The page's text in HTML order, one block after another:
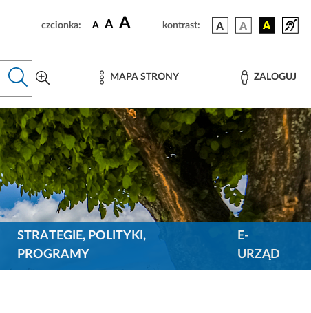
czcionka: A A A kontrast:
MAPA STRONY ZALOGUJ
STRATEGIE, POLITYKI,
PROGRAMY
E-
URZĄD